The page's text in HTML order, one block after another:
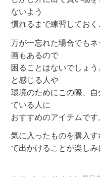
ないよう
慣れるまで練習しておく
万が一忘れた場合でも
画もあるので
困ることはないでしょ
と感じる人や
環境のためにこの際、
ている人に
おすすめのアイテムです
気に入ったものを購入
て出かけることが楽しみ